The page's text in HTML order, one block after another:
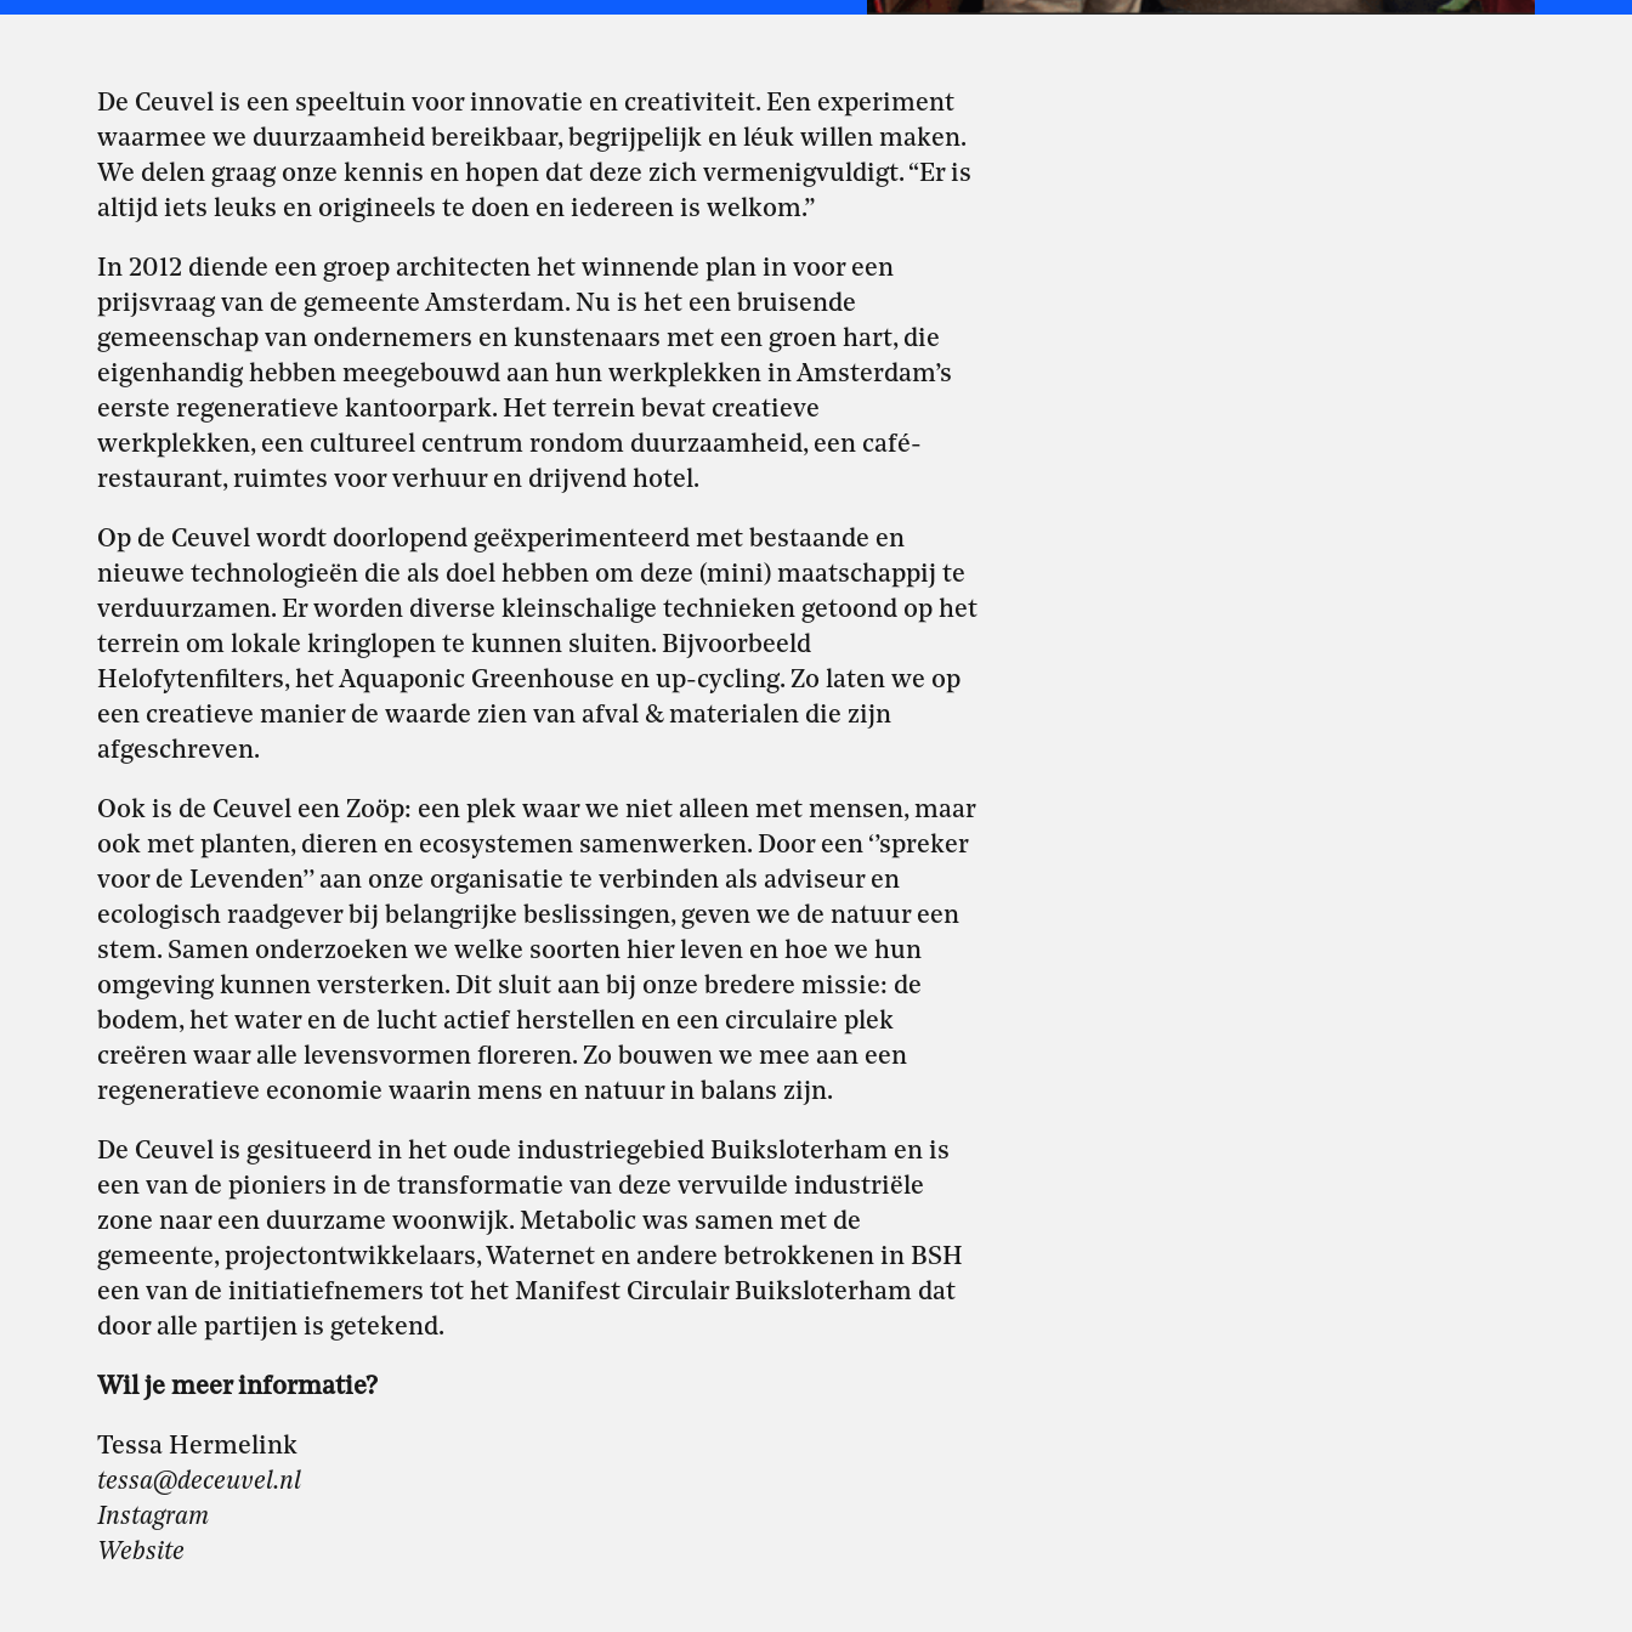
De Ceuvel is een speeltuin voor innovatie en creativiteit. Een experiment
waarmee we duurzaamheid bereikbaar, begrijpelijk en léuk willen maken.
We delen graag onze kennis en hopen dat deze zich vermenigvuldigt. “Er is
altijd iets leuks en origineels te doen en iedereen is welkom.”
In 2012 diende een groep architecten het winnende plan in voor een
prijsvraag van de gemeente Amsterdam. Nu is het een bruisende
gemeenschap van ondernemers en kunstenaars met een groen hart, die
eigenhandig hebben meegebouwd aan hun werkplekken in Amsterdam’s
eerste regeneratieve kantoorpark. Het terrein bevat creatieve
werkplekken, een cultureel centrum rondom duurzaamheid, een café-
restaurant, ruimtes voor verhuur en drijvend hotel.
Op de Ceuvel wordt doorlopend geëxperimenteerd met bestaande en
nieuwe technologieën die als doel hebben om deze (mini) maatschappij te
verduurzamen. Er worden diverse kleinschalige technieken getoond op het
terrein om lokale kringlopen te kunnen sluiten. Bijvoorbeeld
Helofytenfilters, het Aquaponic Greenhouse en up-cycling. Zo laten we op
een creatieve manier de waarde zien van afval & materialen die zijn
afgeschreven.
Ook is de Ceuvel een Zoöp: een plek waar we niet alleen met mensen, maar
ook met planten, dieren en ecosystemen samenwerken. Door een ‘’spreker
voor de Levenden’’ aan onze organisatie te verbinden als adviseur en
ecologisch raadgever bij belangrijke beslissingen, geven we de natuur een
stem. Samen onderzoeken we welke soorten hier leven en hoe we hun
omgeving kunnen versterken. Dit sluit aan bij onze bredere missie: de
bodem, het water en de lucht actief herstellen en een circulaire plek
creëren waar alle levensvormen floreren. Zo bouwen we mee aan een
regeneratieve economie waarin mens en natuur in balans zijn.
De Ceuvel is gesitueerd in het oude industriegebied Buiksloterham en is
een van de pioniers in de transformatie van deze vervuilde industriële
zone naar een duurzame woonwijk. Metabolic was samen met de
gemeente, projectontwikkelaars, Waternet en andere betrokkenen in BSH
een van de initiatiefnemers tot het Manifest Circulair Buiksloterham dat
door alle partijen is getekend.
Wil je meer informatie?
Tessa Hermelink
tessa@deceuvel.nl
Instagram
Website